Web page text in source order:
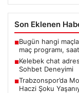
Son Eklenen
■Bugün hangi
maç programı,
■Kelebek chat
Sohbet Deneyimi
■Trabzonspor’da
Haczi Şoku